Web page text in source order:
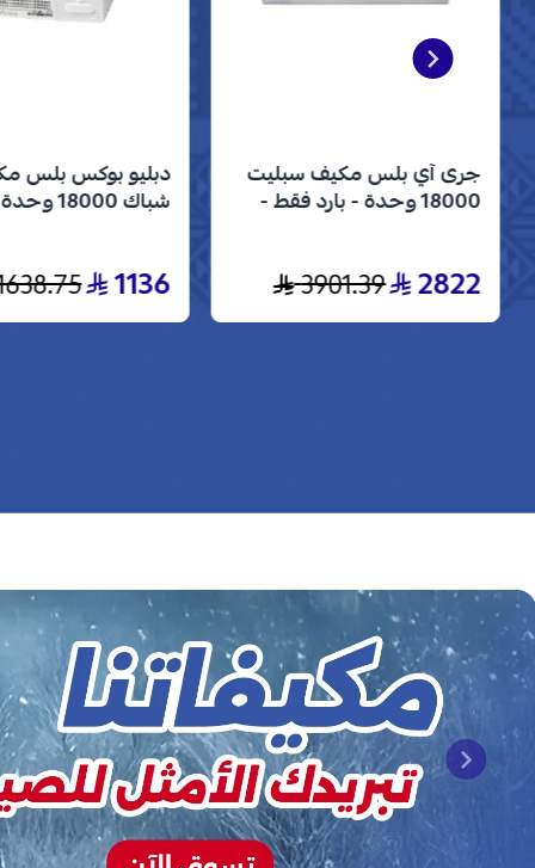
جرى آي بلس مكيف سبليت
18000 وحدة - بارد فقط -
2822
3901.39
دبليو بوكس بلس
1136